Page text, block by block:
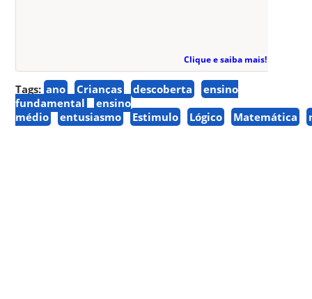
Clique e saiba mais!
Tags: ano Crianças descoberta
ensino
fundamental
ensino
médio
entusiasmo Estimulo Lógico Matemática